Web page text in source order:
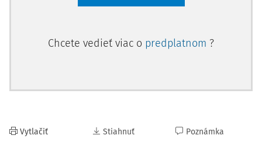
Chcete vedieť viac o predplatnom ?
Vytlačiť Stiahnuť Poznámka